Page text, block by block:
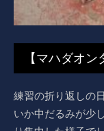
【マハダオン
練習の折り返しの
いか中だるみが少